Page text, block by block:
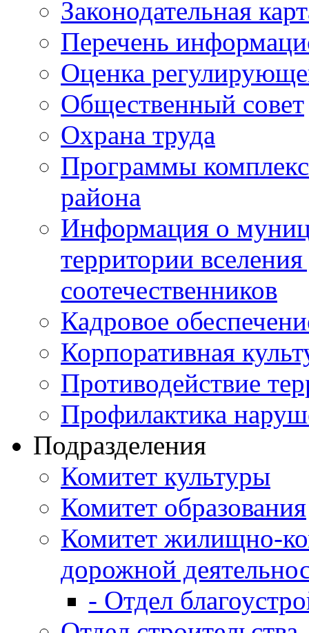
Законодательная
Перечень
Оценка
Общественный совет
Охрана труда
Программы
района
Информация о
территории
соотечественников
Кадровое
Корпоративная
Противодействие
Профилактика
Подразделения
Комитет культуры
Комитет образования
Комитет жилищно-
дорожной
- Отдел